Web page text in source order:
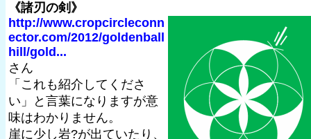
《諸刃の剣》
http://www.cropcircleconn
ector.com/2012/goldenball
hill/gold...
さん
「これも紹介してくださ
い」と言葉になりますが意
味はわかりません。
崖に少し岩?が出ていたり、